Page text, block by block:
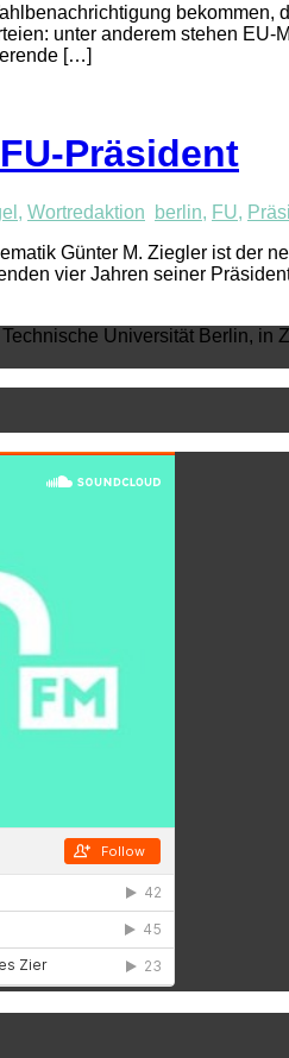
unter anderem stehen
[…]
Präsident
, Wortredaktion berlin, FU,
Günter M. Ziegler ist der
vier Jahren seiner
Universität Berlin,